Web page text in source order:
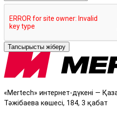
Тапсырысты жіберу
«Mertech» интернет-дүкені —
Тәжібаева көшесі, 184, 3 қабат